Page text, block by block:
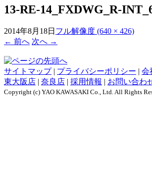
13-RE-14_FXDWG_R-
2014年8月18日 フル解像度 (640 × 426)
← 前へ 次へ →
サイトマップ| プライバシーポリシー | 会
東大阪店 | 奈良店 | 採用情報 | お問い合わ
Copyright (c) YAO KAWASAKI Co., Ltd. All Rights